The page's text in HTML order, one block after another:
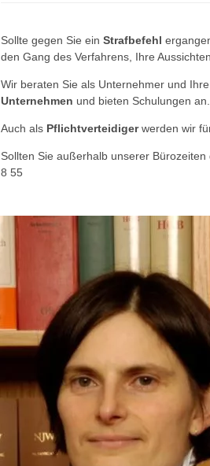
Sollte gegen Sie ein Strafbefehl
den Gang des Verfahrens, Ihre
Wir beraten Sie als Unternehmer und
Unternehmen und bieten Schulungen an.
Auch als Pflichtverteidigerwerden wir
Sollten Sie außerhalb unserer
8 55